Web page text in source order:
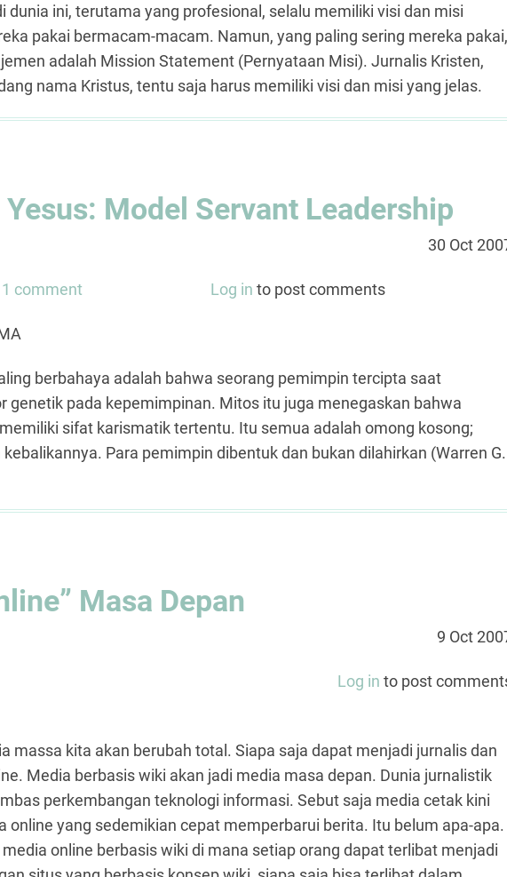
dunia ini, terutama yang profesional, selalu memiliki visi dan misi
pakai bermacam-macam. Namun, yang paling sering mereka pakai,
adalah Mission Statement (Pernyataan Misi). Jurnalis Kristen,
nama Kristus, tentu saja harus memiliki visi dan misi yang jelas.
Model Servant Leadership
30 Oct
1 comment Log in to post comments
berbahaya adalah bahwa seorang pemimpin tercipta saat
genetik pada kepemimpinan. Mitos itu juga menegaskan bahwa
sifat karismatik tertentu. Itu semua adalah omong kosong;
Para pemimpin dibentuk dan bukan dilahirkan (Warren G.
Masa Depan
9 Oct
Log in to post
massa kita akan berubah total. Siapa saja dapat menjadi jurnalis dan
Media berbasis wiki akan jadi media masa depan. Dunia jurnalistik
perkembangan teknologi informasi. Sebut saja media cetak kini
online yang sedemikian cepat memperbarui berita. Itu belum apa-apa.
online berbasis wiki di mana setiap orang dapat terlibat menjadi